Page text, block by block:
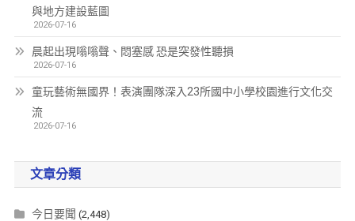
與地方建設藍圖
2026-07-16
晨起出現嗡嗡聲、悶塞感 恐是突發性聽損
2026-07-16
童玩藝術無國界！表演團隊深入23所國中小學校園進行文化交
流
2026-07-16
文章分類
今日要聞 (2,448)